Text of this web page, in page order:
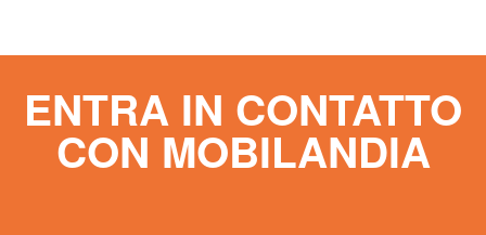
ENTRA IN CONTATTO
CON MOBILANDIA